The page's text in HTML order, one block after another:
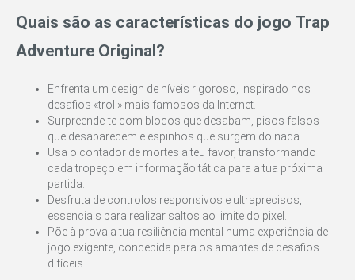
Quais são as características do jogo Trap
Adventure Original?
Enfrenta um design de níveis rigoroso, inspirado nos
desafios «troll» mais famosos da Internet.
Surpreende-te com blocos que desabam, pisos falsos
que desaparecem e espinhos que surgem do nada.
Usa o contador de mortes a teu favor, transformando
cada tropeço em informação tática para a tua próxima
partida.
Desfruta de controlos responsivos e ultraprecisos,
essenciais para realizar saltos ao limite do pixel.
Põe à prova a tua resiliência mental numa experiência de
jogo exigente, concebida para os amantes de desafios
difíceis.